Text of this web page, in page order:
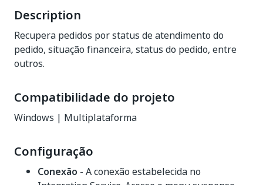
Description
Recupera pedidos por status de atendimento do
pedido, situação financeira, status do pedido, entre
outros.
Compatibilidade do projeto
Windows | Multiplataforma
Configuração
Conexão - A conexão estabelecida no